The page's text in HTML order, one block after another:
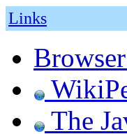
Links
The